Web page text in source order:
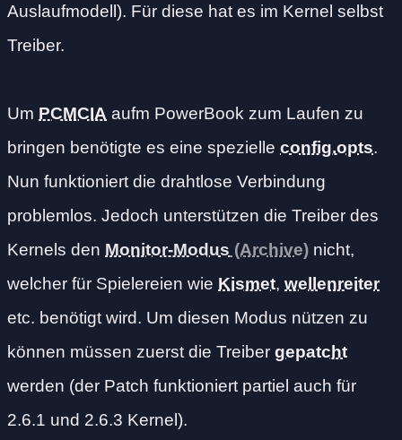
Auslaufmodell). Für diese hat es im Kernel selbst
Treiber.
Um PCMCIA aufm PowerBook zum Laufen zu
bringen benötigte es eine spezielle config.opts.
Nun funktioniert die drahtlose Verbindung
problemlos. Jedoch unterstützen die Treiber des
Kernels den Monitor-Modus
nicht,
welcher für Spielereien wie Kismet, wellenreiter
etc. benötigt wird. Um diesen Modus nützen zu
können müssen zuerst die Treiber gepatcht
werden (der Patch funktioniert partiel auch für
2.6.1 und 2.6.3 Kernel).